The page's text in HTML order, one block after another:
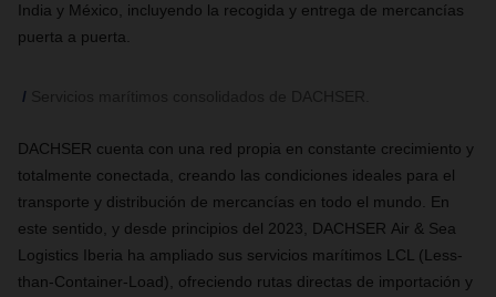
India y México, incluyendo la recogida y entrega de mercancías
puerta a puerta.
DACHSER cuenta con una red propia en constante crecimiento y
totalmente conectada, creando las condiciones ideales para el
transporte y distribución de mercancías en todo el mundo. En
este sentido, y desde principios del 2023, DACHSER Air & Sea
Logistics Iberia ha ampliado sus servicios marítimos LCL (Less-
than-Container-Load), ofreciendo rutas directas de importación y